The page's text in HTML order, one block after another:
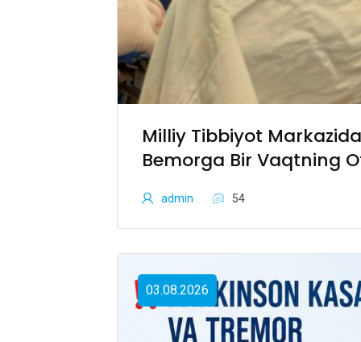
Milliy Tibbiyot
Bemorga Bir Vaqtning
admin 54
03.08.2026